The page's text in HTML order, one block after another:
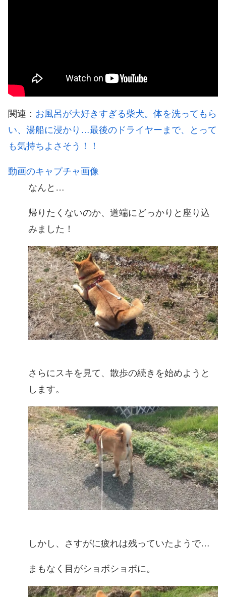
関連： お風呂が大好きすぎる柴犬。体を洗ってもら
い、湯船に浸かり…最後のドライヤーまで、とって
も気持ちよさそう！！
動画のキャプチャ画像
なんと…
帰りたくないのか、道端にどっかりと座り込
みました！
さらにスキを見て、散歩の続きを始めようと
します。
しかし、さすがに疲れは残っていたようで…
まもなく目がショボショボに。